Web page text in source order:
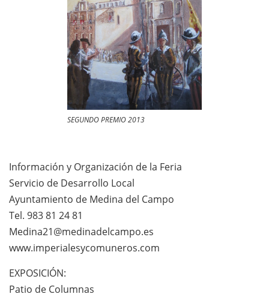
SEGUNDO PREMIO 2013
Información y Organización de la Feria
Servicio de Desarrollo Local
Ayuntamiento de Medina del Campo
Tel. 983 81 24 81
Medina21@medinadelcampo.es
www.imperialesycomuneros.com
EXPOSICIÓN:
Patio de Columnas